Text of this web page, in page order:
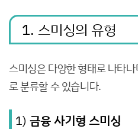
1. 스미싱의 유형
스미싱은 다양한 형태로 나타
로 분류할 수 있습니다.
1) 금융 사기형 스미싱